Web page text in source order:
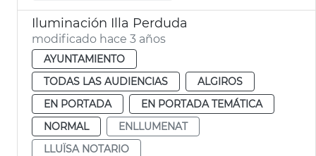
Iluminación Illa Perduda
modificado hace 3 años
AYUNTAMIENTO
TODAS LAS AUDIENCIAS
ALGIROS
EN PORTADA
EN PORTADA TEMÁTICA
NORMAL
ENLLUMENAT
LLUÏSA NOTARIO